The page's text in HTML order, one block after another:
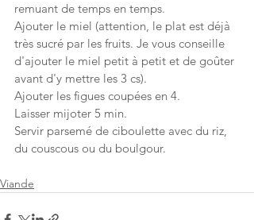
remuant de temps en temps.
Ajouter le miel (attention, le plat est déjà
très sucré par les fruits. Je vous conseille
d'ajouter le miel petit à petit et de goûter
avant d'y mettre les 3 cs).
Ajouter les figues coupées en 4.
Laisser mijoter 5 min.
Servir parsemé de ciboulette avec du riz,
du couscous ou du boulgour.
Viande